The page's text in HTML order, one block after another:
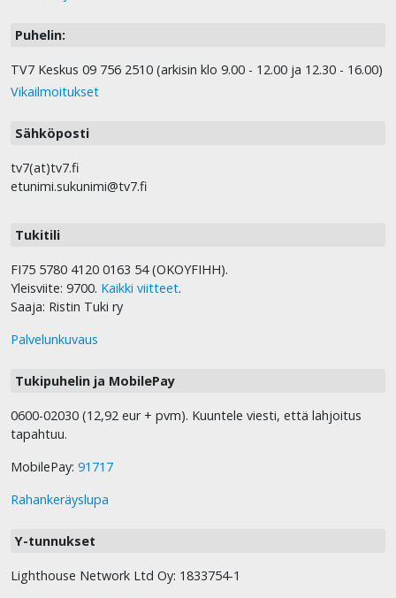
Puhelin:
TV7 Keskus 09 756 2510 (arkisin klo 9.00 - 12.00 ja 12.30 - 16.00)
Vikailmoitukset
Sähköposti
tv7(at)tv7.fi
etunimi.sukunimi@tv7.fi
Tukitili
FI75 5780 4120 0163 54 (OKOYFIHH).
Yleisviite: 9700. Kaikki viitteet.
Saaja: Ristin Tuki ry
Palvelunkuvaus
Tukipuhelin ja MobilePay
0600-02030 (12,92 eur + pvm). Kuuntele viesti, että lahjoitus
tapahtuu.
MobilePay: 91717
Rahankeräyslupa
Y-tunnukset
Lighthouse Network Ltd Oy: 1833754-1